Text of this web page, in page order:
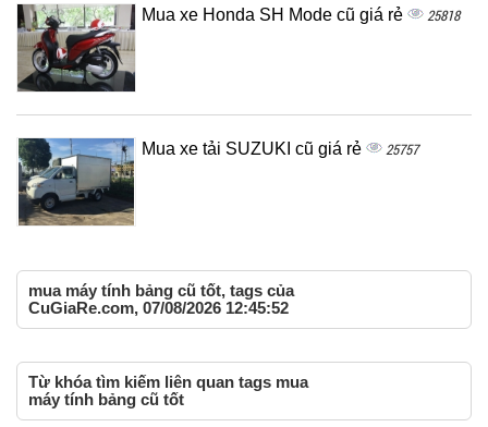
Mua xe Honda SH Mode cũ giá rẻ 25818
Mua xe tải SUZUKI cũ giá rẻ 25757
mua máy tính bảng cũ tốt, tags của
CuGiaRe.com, 07/08/2026 12:45:52
Từ khóa tìm kiếm liên quan tags mua
máy tính bảng cũ tốt